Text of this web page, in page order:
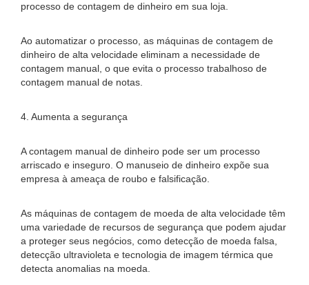
processo de contagem de dinheiro em sua loja.
Ao automatizar o processo, as máquinas de contagem de
dinheiro de alta velocidade eliminam a necessidade de
contagem manual, o que evita o processo trabalhoso de
contagem manual de notas.
4. Aumenta a segurança
A contagem manual de dinheiro pode ser um processo
arriscado e inseguro. O manuseio de dinheiro expõe sua
empresa à ameaça de roubo e falsificação.
As máquinas de contagem de moeda de alta velocidade têm
uma variedade de recursos de segurança que podem ajudar
a proteger seus negócios, como detecção de moeda falsa,
detecção ultravioleta e tecnologia de imagem térmica que
detecta anomalias na moeda.